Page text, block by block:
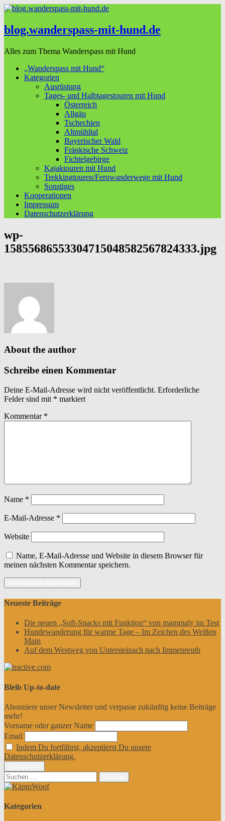
blog.wanderspass-mit-hund.de
Alles zum Thema Wanderspass mit Hund
„Wanderspass mit Hund“
Kategorien
Ausrüstung
Tages- und Halbtagestouren mit Hund
Österreich
Allgäu
Tschechien
Altmühltal
Bayerischer Wald
Fränkische Schweiz
Fichtelgebirge
Kajaktouren mit Hund
Trekkingtouren/Fernwanderwege mit Hund
Sonstiges
Kooperationen
Impressum
Datenschutzerklärung
wp-
15855686553304715048582567824333.jpg
About the author
Schreibe einen Kommentar
Deine E-Mail-Adresse wird nicht veröffentlicht. Erforderliche
Felder sind mit * markiert
Kommentar *
Name *
E-Mail-Adresse *
Website
Name, E-Mail-Adresse und Website in diesem Browser für
meinen nächsten Kommentar speichern.
Neueste Beiträge
Die neuen „Soft-Snacks mit Funktion“ von mammaly im Test
Hundewanderung für warme Tage – Im Zeichen des Weißen
Main
Auf dem Westweg von Untersteinach nach Immenreuth
Bleib Up-to-date
Abonniere unser Newsletter und verpasse zukünftig keine Beiträge
mehr!
Vorname oder ganzer Name
Email
Indem Du fortfährst, akzeptierst Du unsere
Datenschutzerklärung.
Suchen
nach:
Kategorien